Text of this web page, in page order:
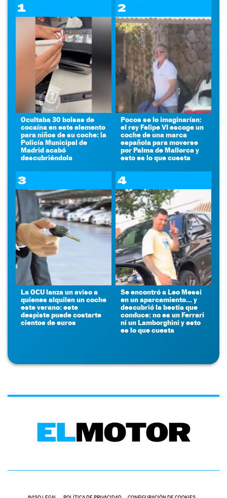
1
Ocultaba 30 bolsas de
cocaína en este elemento
para niños de su coche: la
Policía Municipal de
Madrid acabó
descubriéndola
2
Pocos se lo imaginarían:
el rey Felipe VI escoge un
coche de una marca
española para moverse
por Palma de Mallorca y
esto es lo que cuesta
3
La OCU lanza un aviso a
quienes alquilen un coche
este verano: este
despiste puede costarte
cientos de euros
4
Se encontró a Leo Messi
en un aparcamiento... y
descubrió la bestia que
conduce: no es un Ferrari
ni un Lamborghini y esto
es lo que cuesta